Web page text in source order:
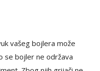
vašeg bojlera može
se bojler ne održava